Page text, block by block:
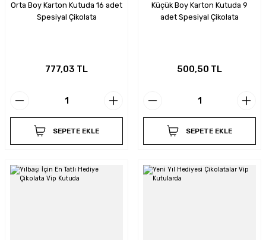
Orta Boy Karton Kutuda 16 adet
Spesiyal Çikolata
777,03 TL
SEPETE EKLE
Küçük Boy Karton Kutuda 9
adet Spesiyal Çikolata
500,50 TL
SEPETE EKLE